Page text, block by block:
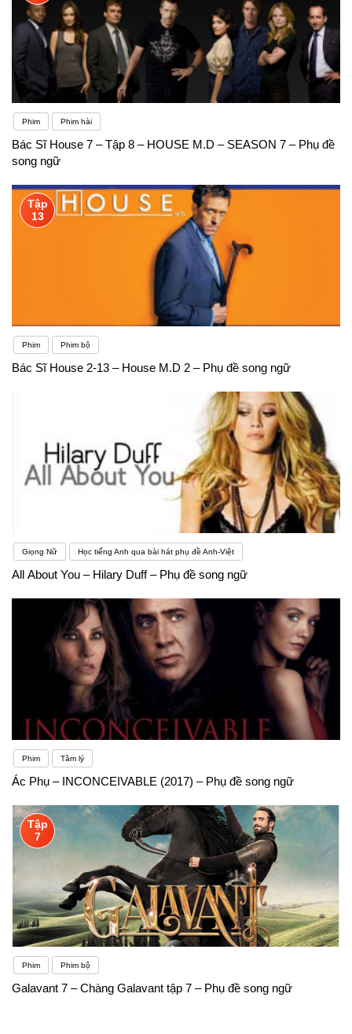
Phim Phim hài
Bác Sĩ House 7 – Tập 8 – HOUSE M.D – SEASON 7 – Phụ đề
song ngữ
Tập
13
Phim Phim bộ
Bác Sĩ House 2-13 – House M.D 2 – Phụ đề song ngữ
Giọng Nữ Học tiếng Anh qua bài hát phụ đề Anh-Việt
All About You – Hilary Duff – Phụ đề song ngữ
Phim Tâm lý
Ác Phụ – INCONCEIVABLE (2017) – Phụ đề song ngữ
Tập
7
Phim Phim bộ
Galavant 7 – Chàng Galavant tập 7 – Phụ đề song ngữ